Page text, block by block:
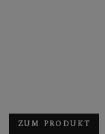
ZUM PRODUKT